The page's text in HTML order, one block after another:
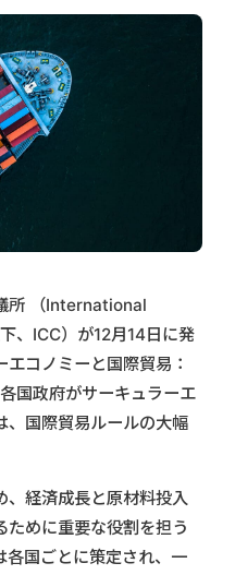
所 （International
、ICC）が12月14日に発
コノミーと国際貿易：
国政府がサーキュラーエ
、国際貿易ルールの大幅
、経済成長と原材料投入
ために重要な役割を担う
各国ごとに策定され、一